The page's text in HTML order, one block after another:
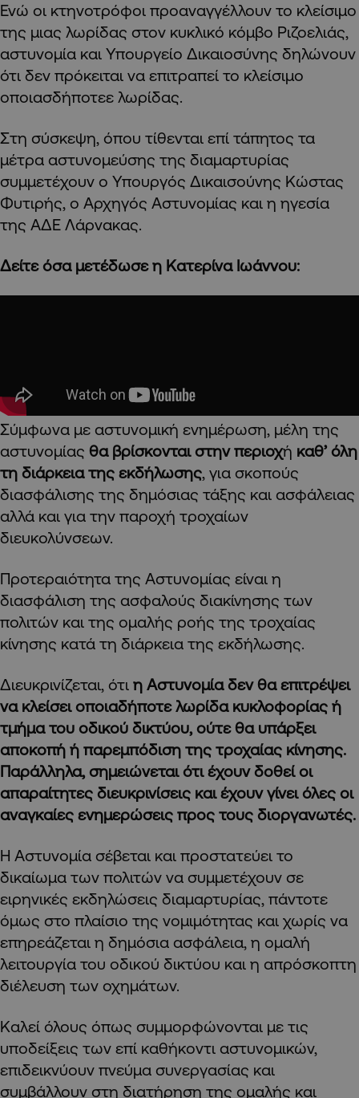
Ενώ οι κτηνοτρόφοι προαναγγέλλουν το κλείσιμο
της μιας λωρίδας στον κυκλικό κόμβο Ριζοελιάς,
αστυνομία και Υπουργείο Δικαιοσύνης δηλώνουν
ότι δεν πρόκειται να επιτραπεί το κλείσιμο
οποιασδήποτεε λωρίδας.
Στη σύσκεψη, όπου τίθενται επί τάπητος τα
μέτρα αστυνομεύσης της διαμαρτυρίας
συμμετέχουν ο Υπουργός Δικαισούνης Κώστας
Φυτιρής, ο Αρχηγός Αστυνομίας και η ηγεσία
της ΑΔΕ Λάρνακας.
Δείτε όσα μετέδωσε η Κατερίνα Ιωάννου:
Σύμφωνα με αστυνομική ενημέρωση, μέλη της
αστυνομίας θα βρίσκονται στην περιοχή καθ’ όλη
τη διάρκεια της εκδήλωσης, για σκοπούς
διασφάλισης της δημόσιας τάξης και ασφάλειας
αλλά και για την παροχή τροχαίων
διευκολύνσεων.
Προτεραιότητα της Αστυνομίας είναι η
διασφάλιση της ασφαλούς διακίνησης των
πολιτών και της ομαλής ροής της τροχαίας
κίνησης κατά τη διάρκεια της εκδήλωσης.
Διευκρινίζεται, ότι η Αστυνομία δεν θα επιτρέψει
να κλείσει οποιαδήποτε λωρίδα κυκλοφορίας ή
τμήμα του οδικού δικτύου, ούτε θα υπάρξει
αποκοπή ή παρεμπόδιση της τροχαίας κίνησης.
Παράλληλα, σημειώνεται ότι έχουν δοθεί οι
απαραίτητες διευκρινίσεις και έχουν γίνει όλες οι
αναγκαίες ενημερώσεις προς τους διοργανωτές.
Η Αστυνομία σέβεται και προστατεύει το
δικαίωμα των πολιτών να συμμετέχουν σε
ειρηνικές εκδηλώσεις διαμαρτυρίας, πάντοτε
όμως στο πλαίσιο της νομιμότητας και χωρίς να
επηρεάζεται η δημόσια ασφάλεια, η ομαλή
λειτουργία του οδικού δικτύου και η απρόσκοπτη
διέλευση των οχημάτων.
Καλεί όλους όπως συμμορφώνονται με τις
υποδείξεις των επί καθήκοντι αστυνομικών,
επιδεικνύουν πνεύμα συνεργασίας και
συμβάλλουν στη διατήρηση της ομαλής και